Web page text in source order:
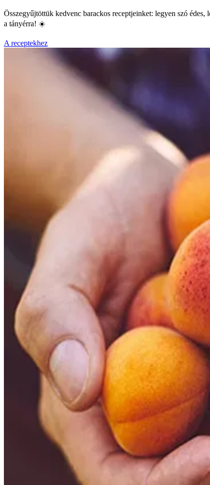
Összegyűjtöttük kedvenc barackos receptjeinket: legyen szó
a tányérra! ☀️
A receptekhez